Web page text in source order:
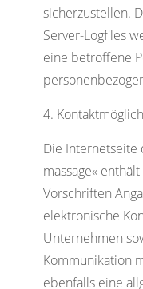
sicherzustellen.
Server-Logfiles
eine betroffene
Die Internetseite
massage«
Vorschriften
elektronische
Unternehmen
Kommunikation
ebenfalls eine